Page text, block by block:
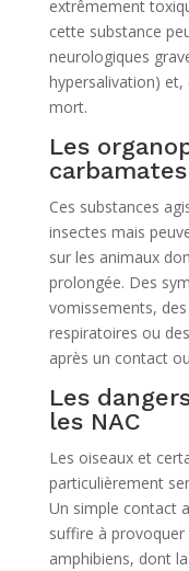
extrêmement
cette substance
neurologiques
hypersalivation) et,
mort.
Les
carbamates
Ces substances
insectes mais
sur les animaux
prolongée. Des
vomissements,
respiratoires ou
après un contact
Les
les NAC
Les oiseaux et
particulièrement
Un simple contact
suffire à
amphibiens, dont